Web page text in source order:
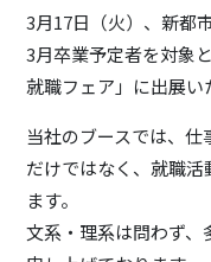
3月17日（火）、新都
3月卒業予定者を対象
就職フェア」に出展い
当社のブースでは、
だけではなく、就職
ます。
文系・理系は問わず